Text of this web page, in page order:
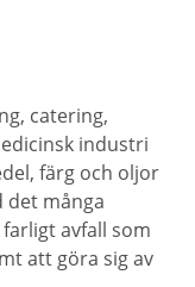
catering,
industri
färg och oljor
det många
avfall som
att göra sig av